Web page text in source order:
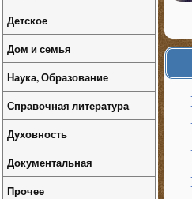
Детское
Дом и семья
Наука, Образование
Справочная литература
Духовность
Документальная
Прочее